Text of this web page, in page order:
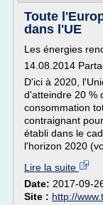
Toute
dans l'UE
Les énergies
14.08.2014
D'ici à 2020,
d'atteindre 20 %
consommation
contraignant
établi dans le
l'horizon 2020
Lire la suite
Date: 2017-09-
Site : http://